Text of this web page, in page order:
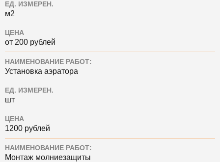
ЕД. ИЗМЕРЕН.
м2
ЦЕНА
от 200 рублей
НАИМЕНОВАНИЕ РАБОТ:
Установка аэратора
ЕД. ИЗМЕРЕН.
шт
ЦЕНА
1200 рублей
НАИМЕНОВАНИЕ РАБОТ:
Монтаж молниезащиты